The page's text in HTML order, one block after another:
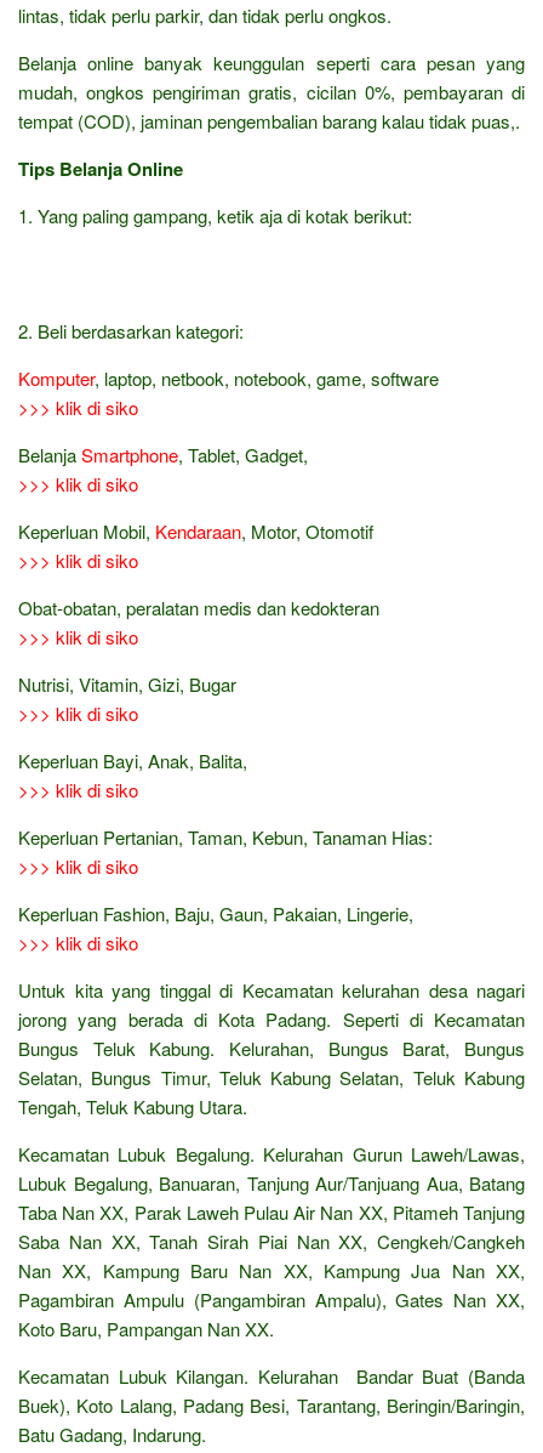
lintas, tidak perlu parkir, dan tidak perlu ongkos.
Belanja online banyak keunggulan seperti cara pesan yang
mudah, ongkos pengiriman gratis, cicilan 0%, pembayaran di
tempat (COD), jaminan pengembalian barang kalau tidak puas,.
Tips Belanja Online
1. Yang paling gampang, ketik aja di kotak berikut:
2. Beli berdasarkan kategori:
Komputer, laptop, netbook, notebook, game, software
>>> klik di siko
BelanjaSmartphone, Tablet, Gadget,
>>> klik di siko
Keperluan Mobil, Kendaraan, Motor, Otomotif
>>> klik di siko
Obat-obatan, peralatan medis dan kedokteran
>>> klik di siko
Nutrisi, Vitamin, Gizi, Bugar
>>> klik di siko
Keperluan Bayi, Anak, Balita,
>>> klik di siko
Keperluan Pertanian, Taman, Kebun, Tanaman Hias:
>>> klik di siko
Keperluan Fashion, Baju, Gaun, Pakaian, Lingerie,
>>> klik di siko
Untuk kita yang tinggal di Kecamatan kelurahan desa nagari
jorong yang berada di Kota Padang. Seperti di Kecamatan
Bungus Teluk Kabung. Kelurahan, Bungus Barat, Bungus
Selatan, Bungus Timur, Teluk Kabung Selatan, Teluk Kabung
Tengah, Teluk Kabung Utara.
Kecamatan Lubuk Begalung. Kelurahan Gurun Laweh/Lawas,
Lubuk Begalung, Banuaran, Tanjung Aur/Tanjuang Aua, Batang
Taba Nan XX, Parak Laweh Pulau Air Nan XX, Pitameh Tanjung
Saba Nan XX, Tanah Sirah Piai Nan XX, Cengkeh/Cangkeh
Nan XX, Kampung Baru Nan XX, Kampung Jua Nan XX,
Pagambiran Ampulu (Pangambiran Ampalu), Gates Nan XX,
Koto Baru, Pampangan Nan XX.
Kecamatan Lubuk Kilangan. Kelurahan Bandar Buat (Banda
Buek), Koto Lalang, Padang Besi, Tarantang, Beringin/Baringin,
Batu Gadang, Indarung.